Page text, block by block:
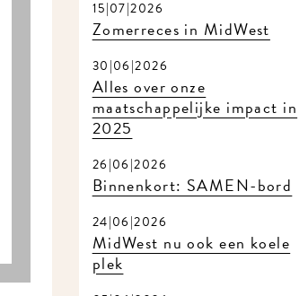
15|07|2026
Zomerreces in MidWest
30|06|2026
Alles over onze
maatschappelijke impact in
2025
26|06|2026
Binnenkort: SAMEN-bord
24|06|2026
MidWest nu ook een koele
plek